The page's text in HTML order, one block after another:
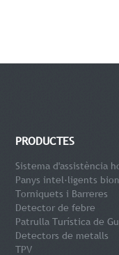
PRODUCTES
Sistema d'assistència
Panys intel·ligents
Torniquets i Barreres
Detector de febre
Patrulla Turística de
Detectors de metalls
TPV